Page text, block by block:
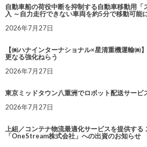
自動車船の荷役中断を抑制する自動車移動用「
入 ～自力走行できない車両を約5分で移動可能
2026年7月27日
【㈱ハナインターナショナル×星清重機運輸㈱
更なる強化ねらう
2026年7月27日
東京ミッドタウン八重洲でロボット配送サービ
2026年7月27日
上組／コンテナ物流最適化サービスを提供する
「OneStream株式会社」への出資のお知らせ